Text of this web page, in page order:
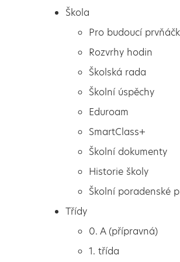
Pro budoucí prvňáčky
Rozvrhy hodin
Školská rada
Škola
Pro budoucí
Rozvrhy hodin
Školská rada
Školní úspěchy
Eduroam
SmartClass+
Školní dokumenty
Historie školy
Školní poradenské
Třídy
0. A (přípravná)
1. třída
Hodina pracovních
činností